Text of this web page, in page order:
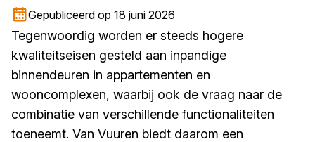
Gepubliceerd op 18 juni 2026
Tegenwoordig worden er steeds hogere
kwaliteitseisen gesteld aan inpandige
binnendeuren in appartementen en
wooncomplexen, waarbij ook de vraag naar de
combinatie van verschillende functionaliteiten
toeneemt. Van Vuuren biedt daarom een